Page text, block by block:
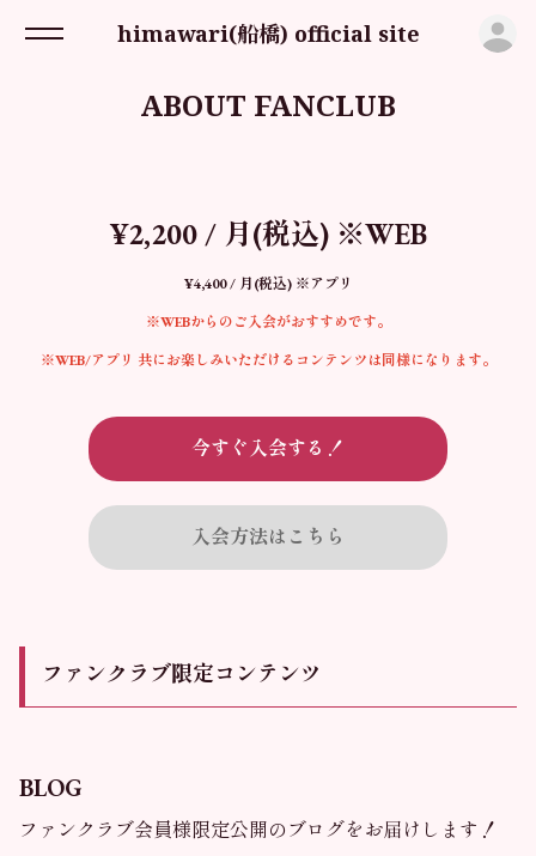
himawari(船橋) official site
ABOUT FANCLUB
¥2,200 / 月(税込) ※WEB
¥4,400 / 月(税込) ※アプリ
※WEBからのご入会がおすすめです。
※WEB/アプリ 共にお楽しみいただけるコンテンツは同様になります。
今すぐ入会する！
入会方法はこちら
ファンクラブ限定コンテンツ
BLOG
ファンクラブ会員様限定公開のブログをお届けします！